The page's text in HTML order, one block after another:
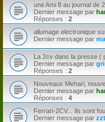
une Ami 8 au journal de
Dernier message par
Réponses : 2
allumage electronique
Dernier message par
La 2cv dans la presse (
Dernier message par
Réponses : 2
Nouveaux Mehari,
Dernier message par
Réponses : 4
Ferrari-2CV... Ils sont
Dernier message par